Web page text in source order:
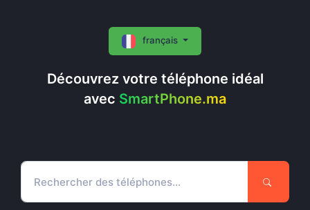
Découvrez votre téléphone idéal
avec SmartPhone.ma
français